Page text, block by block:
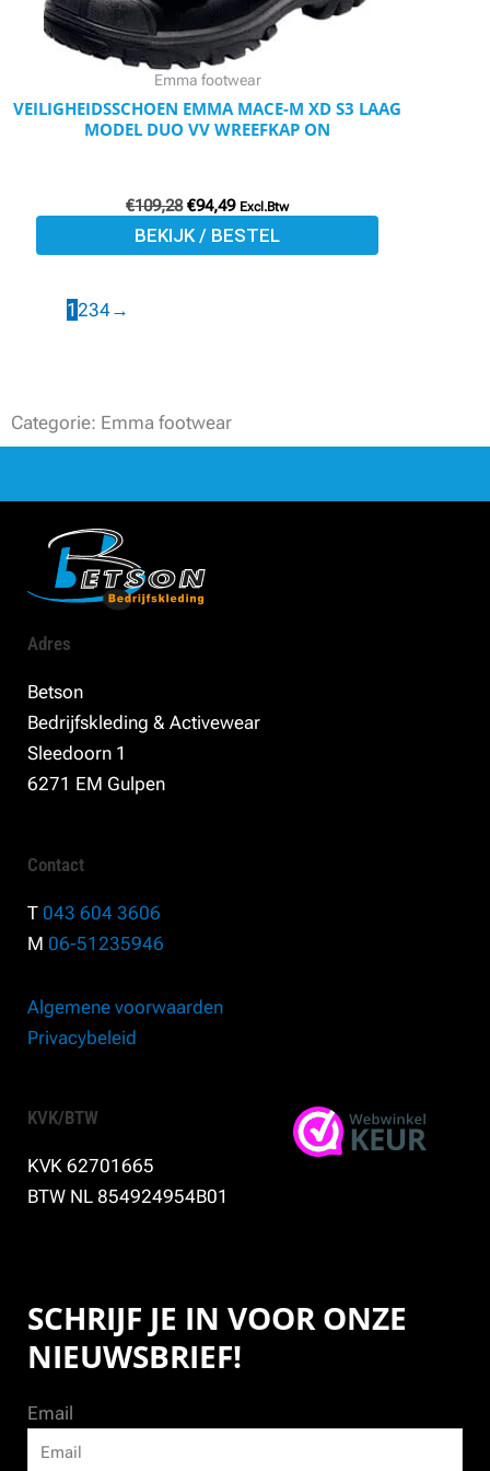
Emma footwear
VEILIGHEIDSSCHOEN EMMA MACE-M XD S3 LAAG
MODEL DUO VV WREEFKAP ON
€109,28 €94,49 Excl.Btw
BEKIJK / BESTEL
kan
gekozen
worden
op
de
1 234→
Categorie: Emma footwear
Adres
Betson
Bedrijfskleding & Activewear
Sleedoorn 1
6271 EM Gulpen
Contact
T 043 604 3606
M 06-51235946
Algemene voorwaarden
Privacybeleid
KVK/BTW
KVK 62701665
BTW NL 854924954B01
SCHRIJF JE IN VOOR ONZE
NIEUWSBRIEF!
Email